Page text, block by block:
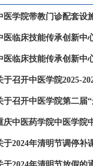
医学院带教门诊配套设
医临床技能传承创新中
医临床技能传承创新中
于召开中医学院2025-
于召开中医学院第二届
庆中医药学院中医学院
于2024年清明节调停补